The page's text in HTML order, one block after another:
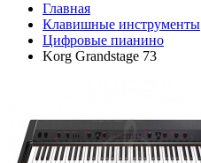
Главная
Клавишные инструменты
Цифровые пианино
Korg Grandstage 73